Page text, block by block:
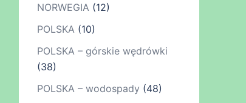
NORWEGIA(12)
POLSKA(10)
POLSKA – górskie wędrówki
(38)
POLSKA – wodospady (48)